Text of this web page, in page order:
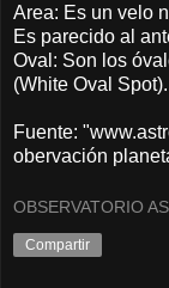
Area: Es un velo
Es parecido al
Oval: Son los
(White Oval Spot).
Fuente:
obervación
OBSERVATORIO
Compartir